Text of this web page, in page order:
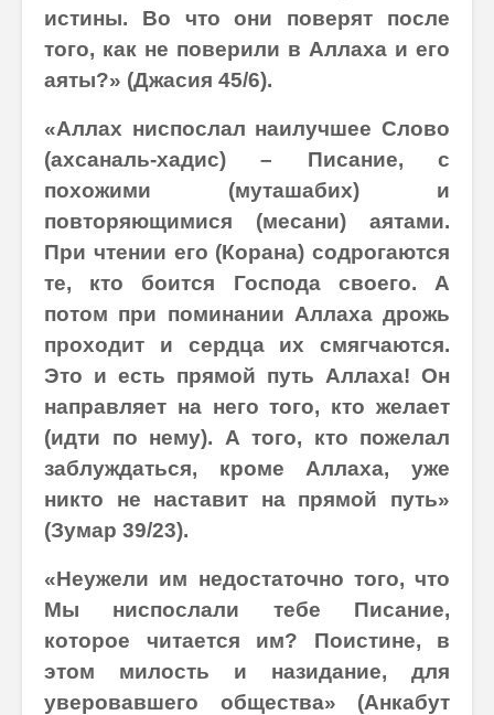
истины. Во что они поверят после
того, как не поверили в Аллаха и его
аяты?» (Джасия 45/6).
«Аллах ниспослал наилучшее Слово
(ахсаналь-хадис) – Писание, с
похожими (муташабих) и
повторяющимися (месани) аятами.
При чтении его (Корана) содрогаются
те, кто боится Господа своего. А
потом при поминании Аллаха дрожь
проходит и сердца их смягчаются.
Это и есть прямой путь Аллаха! Он
направляет на него того, кто желает
(идти по нему). А того, кто пожелал
заблуждаться, кроме Аллаха, уже
никто не наставит на прямой путь»
(Зумар 39/23).
«Неужели им недостаточно того, что
Мы ниспослали тебе Писание,
которое читается им? Поистине, в
этом милость и назидание, для
уверовавшего общества» (Анкабут